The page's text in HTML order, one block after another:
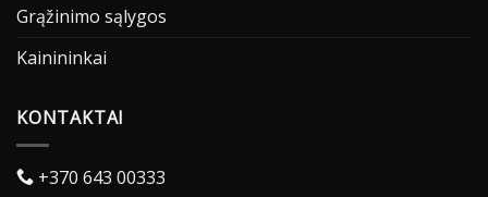
Grąžinimo sąlygos
Kainininkai
KONTAKTAI
+370 643 00333